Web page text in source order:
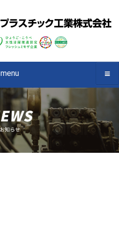
menu